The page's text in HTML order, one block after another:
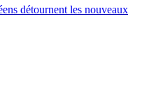
détournent les nouveaux